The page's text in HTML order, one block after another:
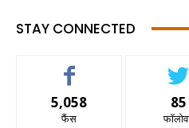
STAY CONNECTED
5,058
फैंस
85